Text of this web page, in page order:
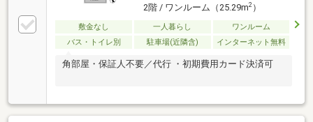
2階 / ワンルーム（25.29m2）
敷金なし 一人暮らし
ワンルーム
バス・トイレ別
駐車場(近隣含) インターネット無料
角部屋・保証人不要／代行 ・初期費用カード決済可